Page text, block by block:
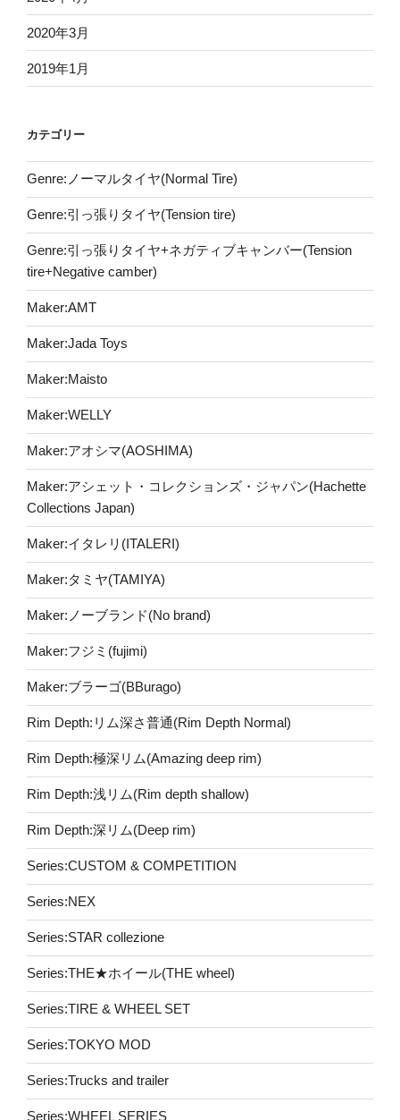
2020年3月
2019年1月
カテゴリー
Genre:ノーマルタイヤ(Normal Tire)
Genre:引っ張りタイヤ(Tension tire)
Genre:引っ張りタイヤ+ネガティブキャンバー(Tension
tire+Negative camber)
Maker:AMT
Maker:Jada Toys
Maker:Maisto
Maker:WELLY
Maker:アオシマ(AOSHIMA)
Maker:アシェット・コレクションズ・ジャパン(Hachette
Collections Japan)
Maker:イタレリ(ITALERI)
Maker:タミヤ(TAMIYA)
Maker:ノーブランド(No brand)
Maker:フジミ(fujimi)
Maker:ブラーゴ(BBurago)
Rim Depth:リム深さ普通(Rim Depth Normal)
Rim Depth:極深リム(Amazing deep rim)
Rim Depth:浅リム(Rim depth shallow)
Rim Depth:深リム(Deep rim)
Series:CUSTOM & COMPETITION
Series:NEX
Series:STAR collezione
Series:THE★ホイール(THE wheel)
Series:TIRE & WHEEL SET
Series:TOKYO MOD
Series:Trucks and trailer
Series:WHEEL SERIES